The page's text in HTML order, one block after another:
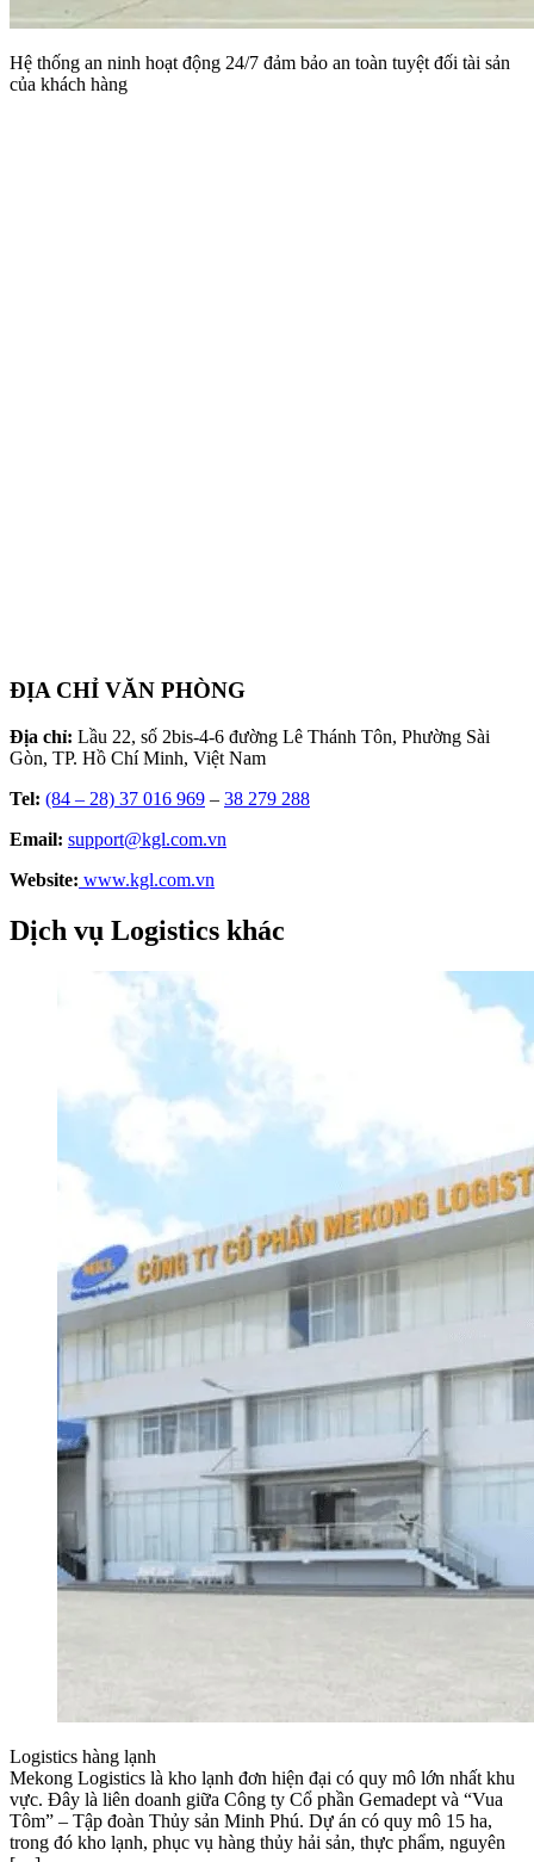
Hệ thống an ninh hoạt động 24/7 đảm bảo an toàn tuyệt đối tài sản
của khách hàng
ĐỊA CHỈ VĂN PHÒNG
Địa chỉ: Lầu 22, số 2bis-4-6 đường Lê Thánh Tôn, Phường Sài
Gòn, TP. Hồ Chí Minh, Việt Nam
Tel: (84 – 28) 37 016 969 – 38 279 288
Email: support@kgl.com.vn
Website: www.kgl.com.vn
Dịch vụ Logistics khác
Logistics hàng lạnh
Mekong Logistics là kho lạnh đơn hiện đại có quy mô lớn nhất khu
vực. Đây là liên doanh giữa Công ty Cổ phần Gemadept và “Vua
Tôm” – Tập đoàn Thủy sản Minh Phú. Dự án có quy mô 15 ha,
trong đó kho lạnh, phục vụ hàng thủy hải sản, thực phẩm, nguyên